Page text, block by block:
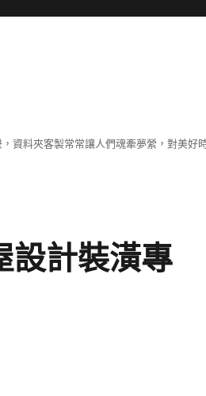
資料夾客製常常讓人們魂牽夢縈，對美好
設計裝潢專